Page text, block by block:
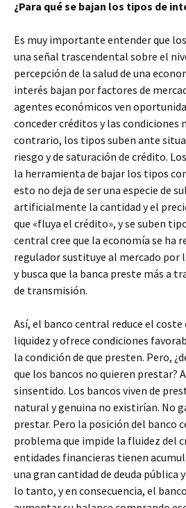
¿Para qué se bajan los tipos de
Es muy importante entender que
una señal trascendental sobre el
percepción de la salud de una
interés bajan por factores de
agentes económicos ven
conceder créditos y las condiciones
contrario, los tipos suben ante
riesgo y de saturación de crédito.
la herramienta de bajar los tipos
esto no deja de ser una especie de
artificialmente la cantidad y el
que «fluya el crédito», y se suben
central cree que la economía se ha
regulador sustituye al mercado
y busca que la banca preste más a
de transmisión.
Así, el banco central reduce el
liquidez y ofrece condiciones
la condición de que presten. Pero,
que los bancos no quieren prestar?
sinsentido. Los bancos viven de
natural y genuina no existirían. No
prestar. Pero la posición del banco
problema que impide la fluidez del
entidades financieras tienen
una gran cantidad de deuda pública
lo tanto, y en consecuencia, el